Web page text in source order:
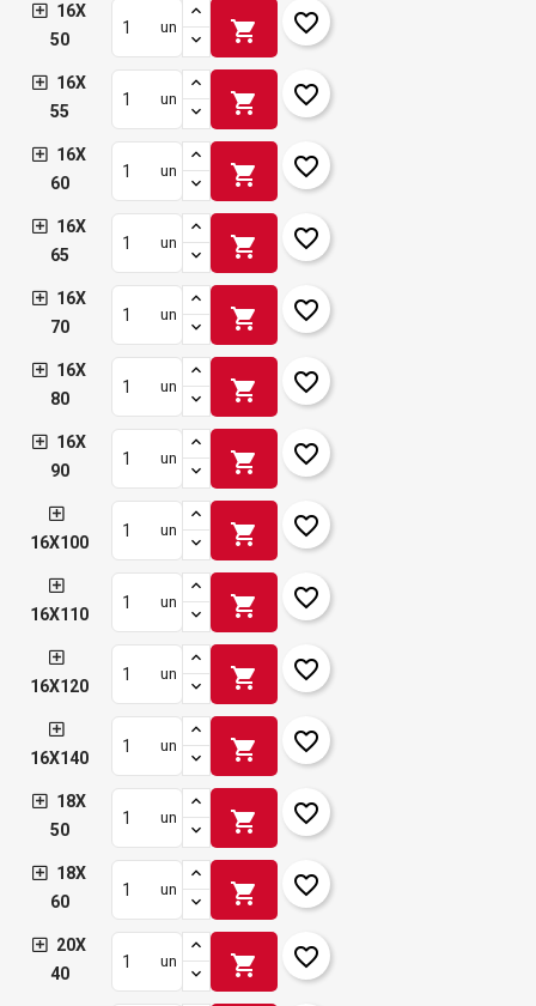
16X
50
un shopping_cart favorite_border
16X
55
un shopping_cart favorite_border
16X
60
un shopping_cart favorite_border
16X
65
un shopping_cart favorite_border
16X
70
un shopping_cart favorite_border
16X
80
un shopping_cart favorite_border
16X
90
un shopping_cart favorite_border
16X100
un shopping_cart favorite_border
16X110
un shopping_cart favorite_border
16X120
un shopping_cart favorite_border
16X140
un shopping_cart favorite_border
18X
50
un shopping_cart favorite_border
18X
60
un shopping_cart favorite_border
20X
40
un shopping_cart favorite_border